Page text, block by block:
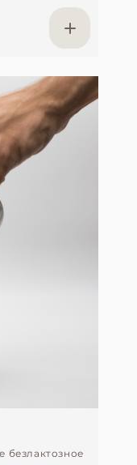
безлактозное